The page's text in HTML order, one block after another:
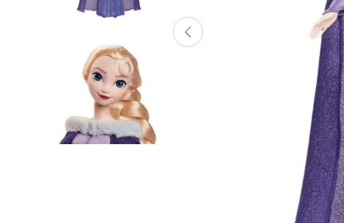
Construcción
Vehículos y Pistas